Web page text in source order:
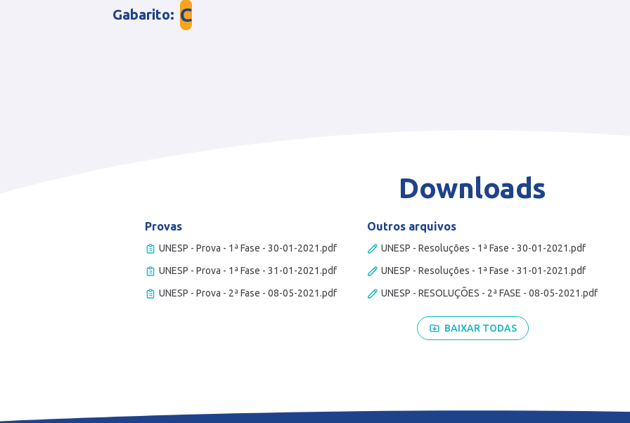
Gabarito: C
Downloads
Provas
UNESP - Prova - 1ª Fase - 30-01-2021.pdf
UNESP - Prova - 1ª Fase - 31-01-2021.pdf
UNESP - Prova - 2ª Fase - 08-05-2021.pdf
Outros arquivos
UNESP - Resoluções - 1ª Fase - 30-01-2021.pdf
UNESP - Resoluções - 1ª Fase - 31-01-2021.pdf
UNESP - RESOLUÇÕES - 2ª FASE - 08-05-2021.pdf
BAIXAR TODAS